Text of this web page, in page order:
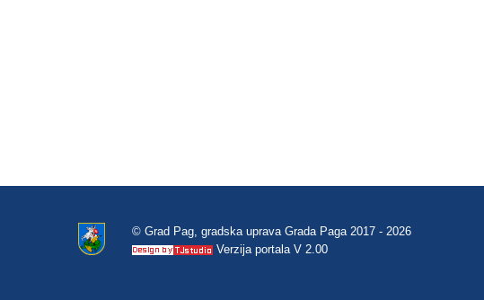
© Grad Pag, gradska uprava Grada Paga 2017 - 2026
Verzija portala V 2.00